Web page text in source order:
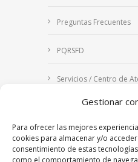
Gestionar
Para ofrecer las mejores
cookies para almacenar y/o
consentimiento de estas
como el comportamiento de
Preguntas Frecuentes
PQRSFD
Servicios / Centro de
Correo Institucional
Notificaciones judiciales